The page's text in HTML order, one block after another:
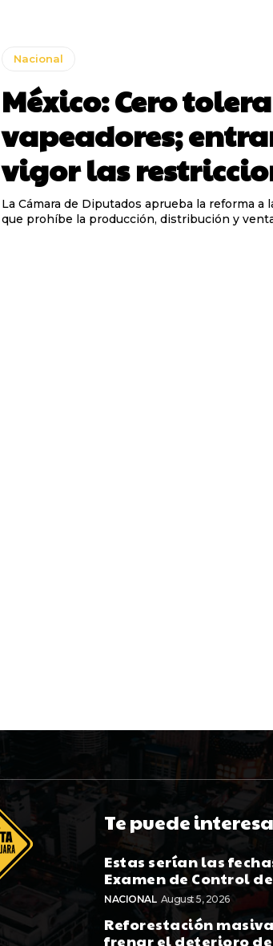
Nacional
México: Cero
vapeadores;
vigor las
La Cámara de Diputados aprueba la reforma a
que prohíbe la producción, distribución y
Te puede
Estas serían las
Examen de Control
NACIONAL August 5, 2026
Reforestación
frenar el deterioro